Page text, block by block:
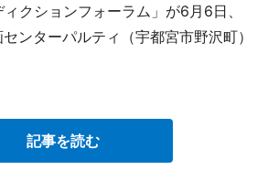
ィクションフォーラム」が6月6日、
ンターパルティ（宇都宮市野沢町）
記事を読む